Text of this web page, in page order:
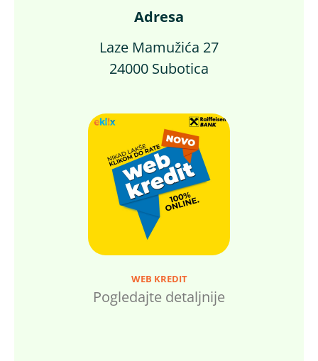
Adresa
Laze Mamužića 27
24000 Subotica
WEB KREDIT
Pogledajte detaljnije